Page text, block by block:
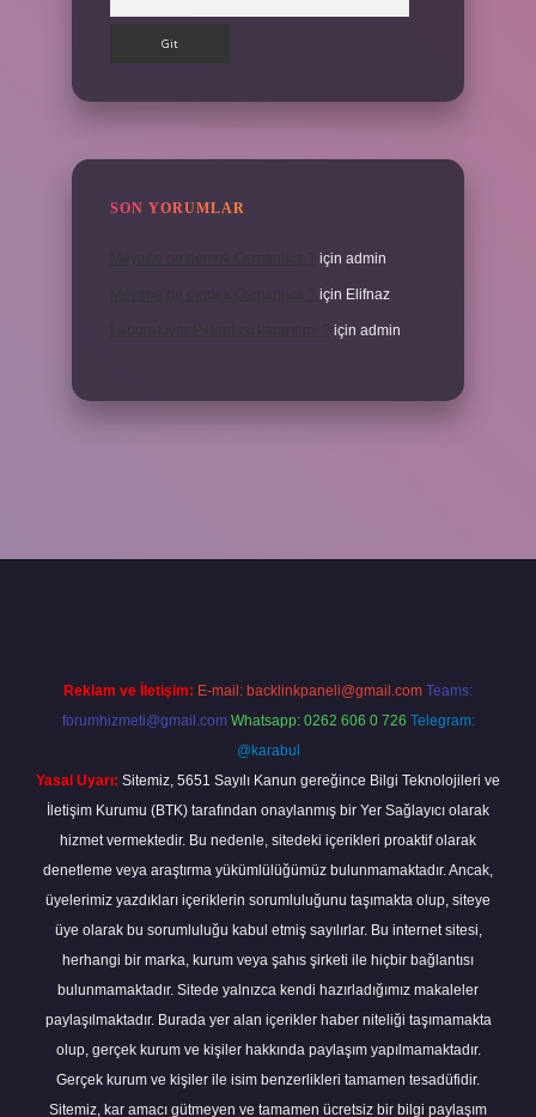
SON YORUMLAR
için admin
için Elifnaz
için admin
Reklam ve İletişim: E-mail: backlinkpaneli@gmail.com Teams:
forumhizmeti@gmail.com Whatsapp: 0262 606 0 726 Telegram:
@karabul
Yasal Uyarı: Sitemiz, 5651 Sayılı Kanun gereğince Bilgi Teknolojileri ve
İletişim Kurumu (BTK) tarafından onaylanmış bir Yer Sağlayıcı olarak
hizmet vermektedir. Bu nedenle, sitedeki içerikleri proaktif olarak
denetleme veya araştırma yükümlülüğümüz bulunmamaktadır. Ancak,
üyelerimiz yazdıkları içeriklerin sorumluluğunu taşımakta olup, siteye
üye olarak bu sorumluluğu kabul etmiş sayılırlar. Bu internet sitesi,
herhangi bir marka, kurum veya şahıs şirketi ile hiçbir bağlantısı
bulunmamaktadır. Sitede yalnızca kendi hazırladığımız makaleler
paylaşılmaktadır. Burada yer alan içerikler haber niteliği taşımamakta
olup, gerçek kurum ve kişiler hakkında paylaşım yapılmamaktadır.
Gerçek kurum ve kişiler ile isim benzerlikleri tamamen tesadüfidir.
Sitemiz, kar amacı gütmeyen ve tamamen ücretsiz bir bilgi paylaşım